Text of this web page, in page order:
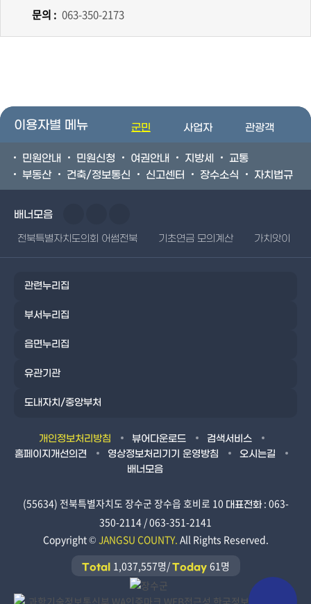
문의 : 063-350-2173
이용자별 메뉴 군민 사업자 관광객
민원안내 민원신청 여권안내 지방세
교통
부동산
건축/정보통신 신고센터 장수소식 자치법규
배너모음
전북특별자치도의회 어썸전북 기초연금 모의계산 가치앗이
관련누리집
부서누리집
읍면누리집
유관기관
도내자치/중앙부처
개인정보처리방침 뷰어다운로드
검색서비스
홈페이지개선의견
영상정보처리기기 운영방침
오시는길
배너모음
(55634) 전북특별자치도 장수군 장수읍 호비로 10 대표전화: 063-
350-2114 / 063-351-2141
Copyright © JANGSU COUNTY. All Rights Reserved.
Total 1,037,557명/Today 61명